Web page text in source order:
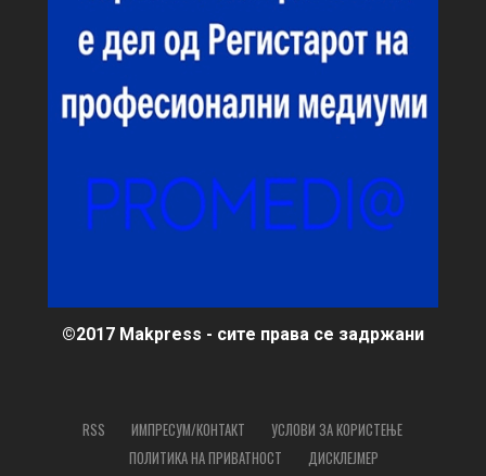
©2017 Makpress - сите права се задржани
RSS ИМПРЕСУМ/КОНТАКТ
УСЛОВИ ЗА КОРИСТЕЊЕ
ПОЛИТИКА НА ПРИВАТНОСТ
ДИСКЛЕЈМЕР